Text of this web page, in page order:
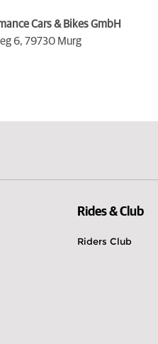
Cars & Bikes GmbH
6, 79730 Murg
Rides & Club
Riders Club